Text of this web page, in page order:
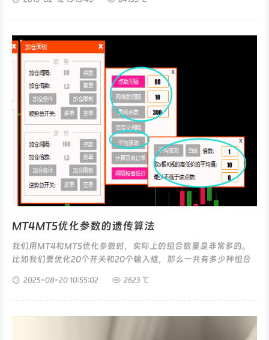
MT4MT5优化参数的遗传算法
我们用MT4和MT5优化参数时，实际上的组合数量是非常多的。
比如我们要优化20个开关和20个输入框，那么一共有多少种组合
2025-08-20 10:55:02 2623 ℃